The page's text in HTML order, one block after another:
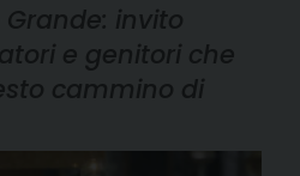
invito
e genitori che
cammino di